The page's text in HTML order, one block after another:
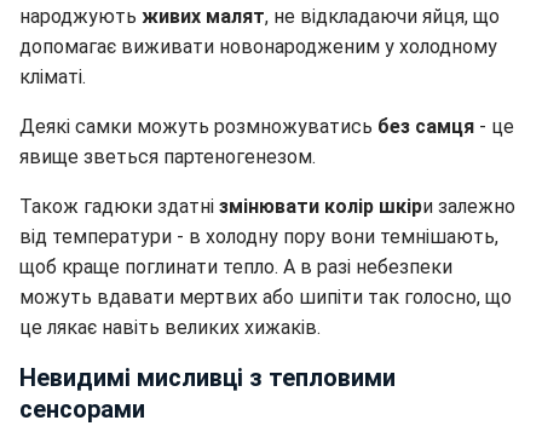
народжують живих малят, не відкладаючи яйця, що
допомагає виживати новонародженим у холодному
кліматі.
Деякі самки можуть розмножуватись без самця - це
явище зветься партеногенезом.
Також гадюки здатні змінювати колір шкіри залежно
від температури - в холодну пору вони темнішають,
щоб краще поглинати тепло. А в разі небезпеки
можуть вдавати мертвих або шипіти так голосно, що
це лякає навіть великих хижаків.
Невидимі мисливці з тепловими
сенсорами